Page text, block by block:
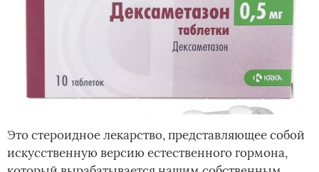
Это стероидное лекарство, представляющее собой
искусственную версию естественного гормона,